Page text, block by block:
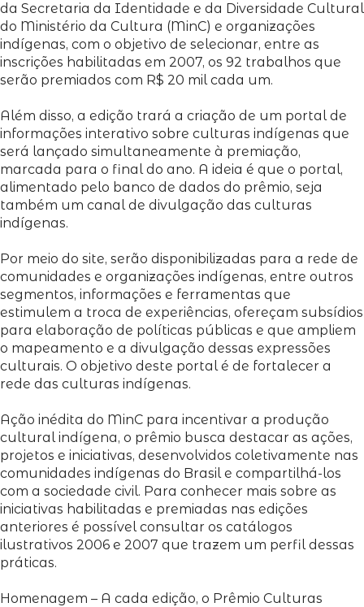
da Secretaria da Identidade e da Diversidade Cultural
do Ministério da Cultura (MinC) e organizações
indígenas, com o objetivo de selecionar, entre as
inscrições habilitadas em 2007, os 92 trabalhos que
serão premiados com R$ 20 mil cada um.
Além disso, a edição trará a criação de um portal de
informações interativo sobre culturas indígenas que
será lançado simultaneamente à premiação,
marcada para o final do ano. A ideia é que o portal,
alimentado pelo banco de dados do prêmio, seja
também um canal de divulgação das culturas
indígenas.
Por meio do site, serão disponibilizadas para a rede de
comunidades e organizações indígenas, entre outros
segmentos, informações e ferramentas que
estimulem a troca de experiências, ofereçam subsídios
para elaboração de políticas públicas e que ampliem
o mapeamento e a divulgação dessas expressões
culturais. O objetivo deste portal é de fortalecer a
rede das culturas indígenas.
Ação inédita do MinC para incentivar a produção
cultural indígena, o prêmio busca destacar as ações,
projetos e iniciativas, desenvolvidos coletivamente nas
comunidades indígenas do Brasil e compartilhá-los
com a sociedade civil. Para conhecer mais sobre as
iniciativas habilitadas e premiadas nas edições
anteriores é possível consultar os catálogos
ilustrativos 2006 e 2007 que trazem um perfil dessas
práticas.
Homenagem – A cada edição, o Prêmio Culturas